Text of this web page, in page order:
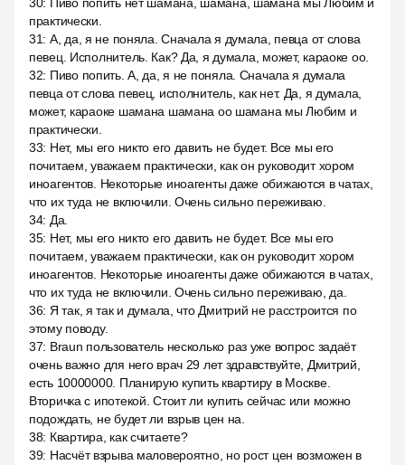
практически.
31: А, да, я не поняла. Сначала я думала, певца от слова
певец. Исполнитель. Как? Да, я думала, может, караоке оо.
32: Пиво попить. А, да, я не поняла. Сначала я думала
певца от слова певец, исполнитель, как нет. Да, я думала,
может, караоке шамана шамана оо шамана мы Любим и
практически.
33: Нет, мы его никто его давить не будет. Все мы его
почитаем, уважаем практически, как он руководит хором
иноагентов. Некоторые иноагенты даже обижаются в чатах,
что их туда не включили. Очень сильно переживаю.
34: Да.
35: Нет, мы его никто его давить не будет. Все мы его
почитаем, уважаем практически, как он руководит хором
иноагентов. Некоторые иноагенты даже обижаются в чатах,
что их туда не включили. Очень сильно переживаю, да.
36: Я так, я так и думала, что Дмитрий не расстроится по
этому поводу.
37: Braun пользователь несколько раз уже вопрос задаёт
очень важно для него врач 29 лет здравствуйте, Дмитрий,
есть 10000000. Планирую купить квартиру в Москве.
Вторичка с ипотекой. Стоит ли купить сейчас или можно
подождать, не будет ли взрыв цен на.
38: Квартира, как считаете?
39: Насчёт взрыва маловероятно, но рост цен возможен в